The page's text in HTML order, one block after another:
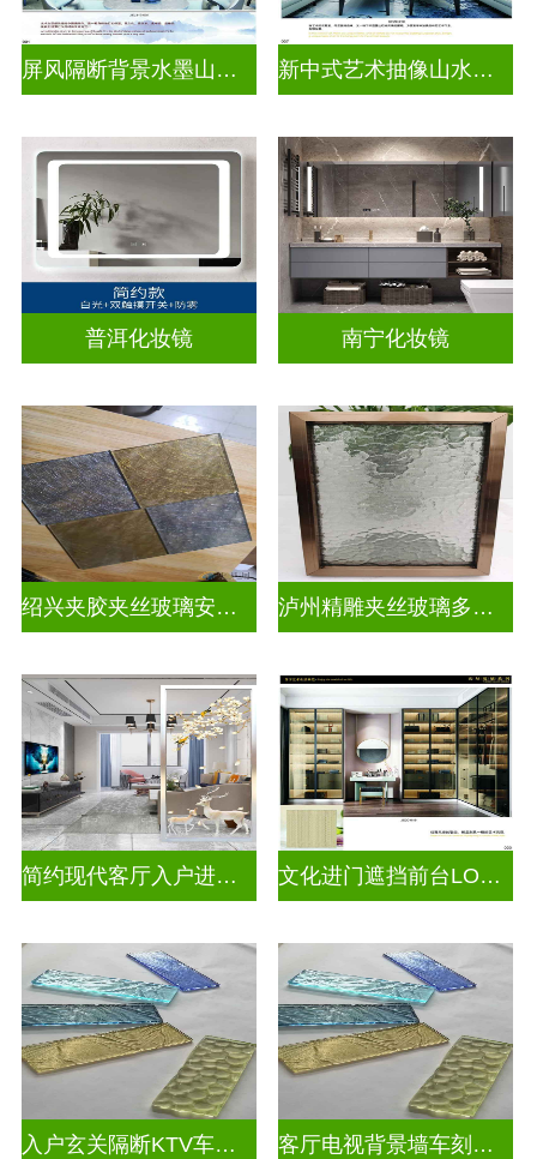
屏风隔断背景水墨山水画玻璃 新中式艺术抽像山水画玻璃
普洱化妆镜 南宁化妆镜
绍兴夹胶夹丝玻璃安装电话 泸州精雕夹丝玻璃多少钱
简约现代客厅入户进门遮挡玻璃背景墙 文化进门遮挡前台LOGO玻璃背景墙
入户玄关隔断KTV车刻玻璃 客厅电视背景墙车刻玻璃